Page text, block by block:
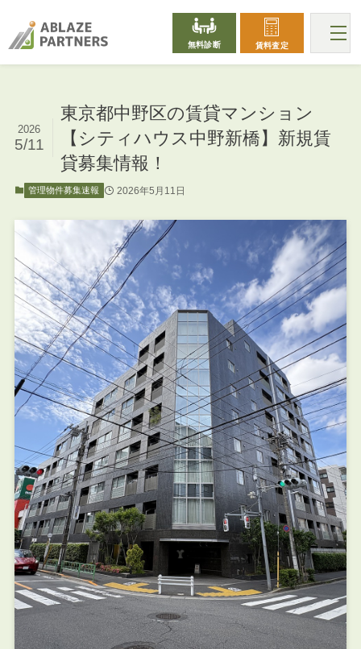
無料診断 賃料査定
東京都中野区の賃貸マンション
【シティハウス中野新橋】新規賃
貸募集情報！
2026
5/11
管理物件募集速報 2026年5月11日